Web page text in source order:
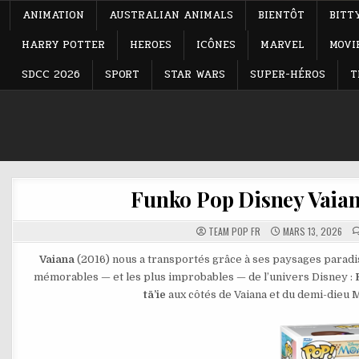
ANIMATION AUSTRALIAN ANIMALS BIENTÔT
HARRY POTTER
HEROES ICÔNES MARVEL
SDCC 2026
SPORT STAR WARS SUPER-HÉROS
Funko Pop Disney
TEAM POP FR MARS 13, 2026
Vaiana (2016) nous a transportés grâce à ses paysages
mémorables — et les plus improbables — de l’univers Disney :
tā’ie aux côtés de Vaiana et du demi-dieu